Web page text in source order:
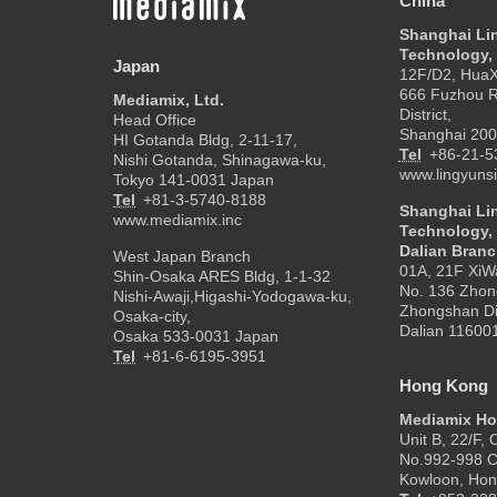
Japan
Mediamix, Ltd.
Head Office
HI Gotanda Bldg, 2-11-17,
Nishi Gotanda, Shinagawa-ku,
Tokyo 141-0031 Japan
Tel +81-3-5740-8188
www.mediamix.inc
West Japan Branch
Shin-Osaka ARES Bldg, 1-1-32
Nishi-Awaji,Higashi-Yodogawa-ku,
Osaka-city,
Osaka 533-0031 Japan
Tel +81-6-6195-3951
Shanghai
Technology,
12F/D2,
666 Fuzhou
District,
Shanghai
Tel +86-21-
Shanghai
Technology,
Dalian
01A, 21F
No. 136
Zhongshan
Dalian
Hong Kong
Mediamix
Unit B, 22/F,
No.992-998
Kowloon,